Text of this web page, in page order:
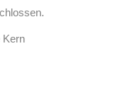
Kern